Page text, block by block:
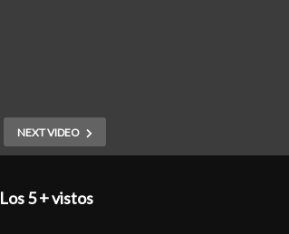
NEXT VIDEO
Los 5 + vistos